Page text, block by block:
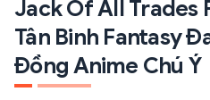
Jack Of All Trades
Tân Binh Fantasy
Đồng Anime Chú Ý